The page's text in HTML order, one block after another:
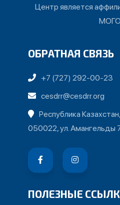
Центр является
МОГО
ОБРАТНАЯ СВЯЗЬ
+7 (727) 292-00-23
cesdrr@cesdrr.org
Республика
050022, ул. Амангельды
ПОЛЕЗНЫЕ